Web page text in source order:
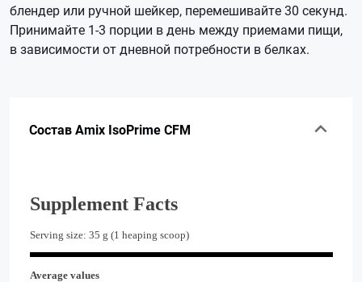
блендер или ручной шейкер, перемешивайте 30 секунд.
Принимайте 1-3 порции в день между приемами пищи,
в зависимости от дневной потребности в белках.
Состав Amix IsoPrime CFM
Supplement Facts
Serving size: 35 g (1 heaping scoop)
Average values